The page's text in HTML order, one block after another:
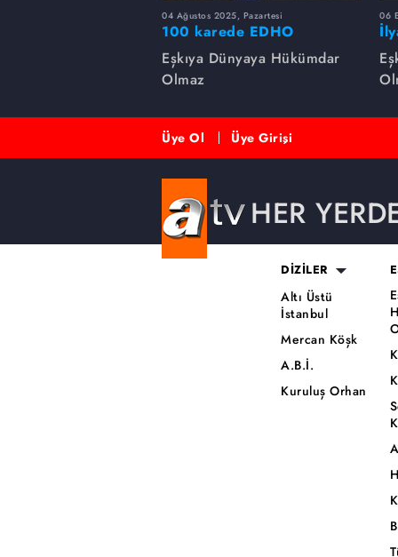
04 Ağustos 2025, Pazartesi
100 karede EDHO
Eşkıya Dünyaya Hükümdar
Olmaz
06
Üye Ol Üye Girişi
HER
DİZİLER
Altı Üstü
İstanbul
Mercan Köşk
A.B.İ.
Kuruluş Orhan